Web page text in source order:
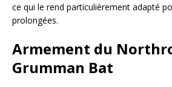
ce qui le rend particulièrement adapté
prolongées.
Armement du
Grumman Bat